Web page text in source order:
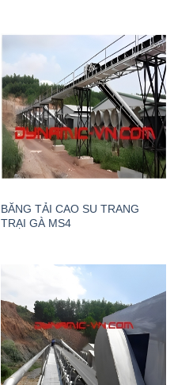
BĂNG TẢI CAO SU TRANG
TRẠI GÀ MS4